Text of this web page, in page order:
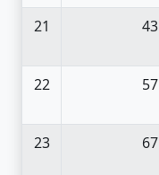
21 43
22 57
23 67